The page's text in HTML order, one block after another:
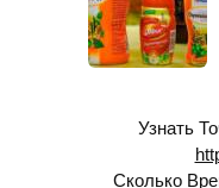
Узнать
Сколько